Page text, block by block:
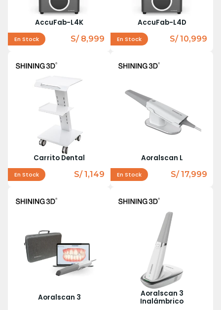
AccuFab-L4K
En Stock S/ 8,999
AccuFab-L4D
En Stock S/ 10,999
Carrito Dental
En Stock S/ 1,149
Aoralscan L
En Stock S/ 17,999
Aoralscan 3
Aoralscan 3
Inalámbrico